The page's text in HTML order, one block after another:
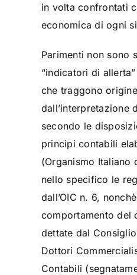
in volta confrontati
economica di ogni
Parimenti non sono
“indicatori di
che traggono origine
dall’interpretazione
secondo le
principi contabili
(Organismo Italiano
nello specifico le
dall’OIC n. 6,
comportamento del
dettate dal
Dottori
Contabili